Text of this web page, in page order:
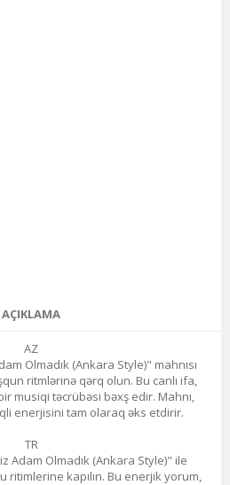
AÇIKLAMA
AZ
Olmadık (Ankara Style)" mahnısı
ritmlərinə qərq olun. Bu canlı ifa,
musiqi təcrübəsi bəxş edir. Mahnı,
enerjisini tam olaraq əks etdirir.
TR
Adam Olmadık (Ankara Style)" ile
ritimlerine kapılın. Bu enerjik yorum,